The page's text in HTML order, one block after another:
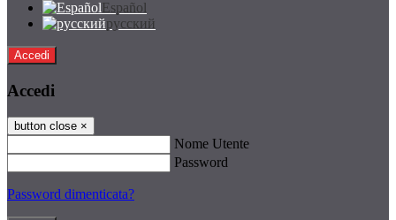
Español
русский
Accedi
Accedi
button close ×
Nome Utente
Password
Password dimenticata?